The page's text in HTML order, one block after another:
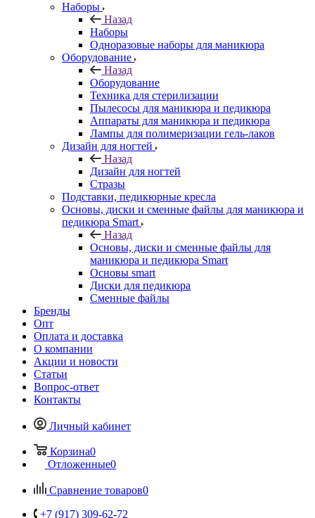
Наборы
Назад
Наборы
Одноразовые наборы для маникюра
Оборудование
Назад
Оборудование
Техника для стерилизации
Пылесосы для маникюра и педикюра
Аппараты для маникюра и педикюра
Лампы для полимеризации гель-лаков
Дизайн для ногтей
Назад
Дизайн для ногтей
Стразы
Подставки, педикюрные кресла
Основы, диски и сменные файлы для маникюра и
педикюра Smart
Назад
Основы, диски и сменные файлы для
маникюра и педикюра Smart
Основы smart
Диски для педикюра
Сменные файлы
Бренды
Опт
Оплата и доставка
О компании
Акции и новости
Статьи
Вопрос-ответ
Контакты
Личный кабинет
Корзина0
Отложенные0
Сравнение товаров0
+7 (917) 309-62-72